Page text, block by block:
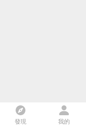
發現 我的